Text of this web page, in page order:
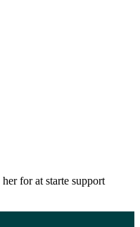
for at starte support